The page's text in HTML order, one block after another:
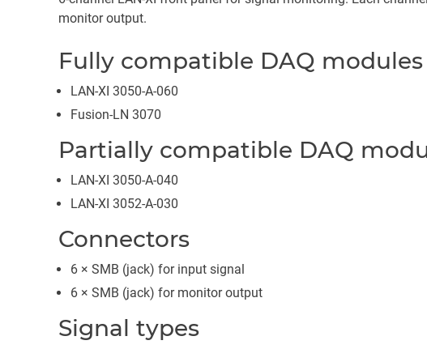
monitor output.
Fully compatible DAQ modules
LAN-XI 3050-A-060
Fusion-LN 3070
Partially compatible DAQ
LAN-XI 3050-A-040
LAN-XI 3052-A-030
Connectors
6 × SMB (jack) for input signal
6 × SMB (jack) for monitor output
Signal types